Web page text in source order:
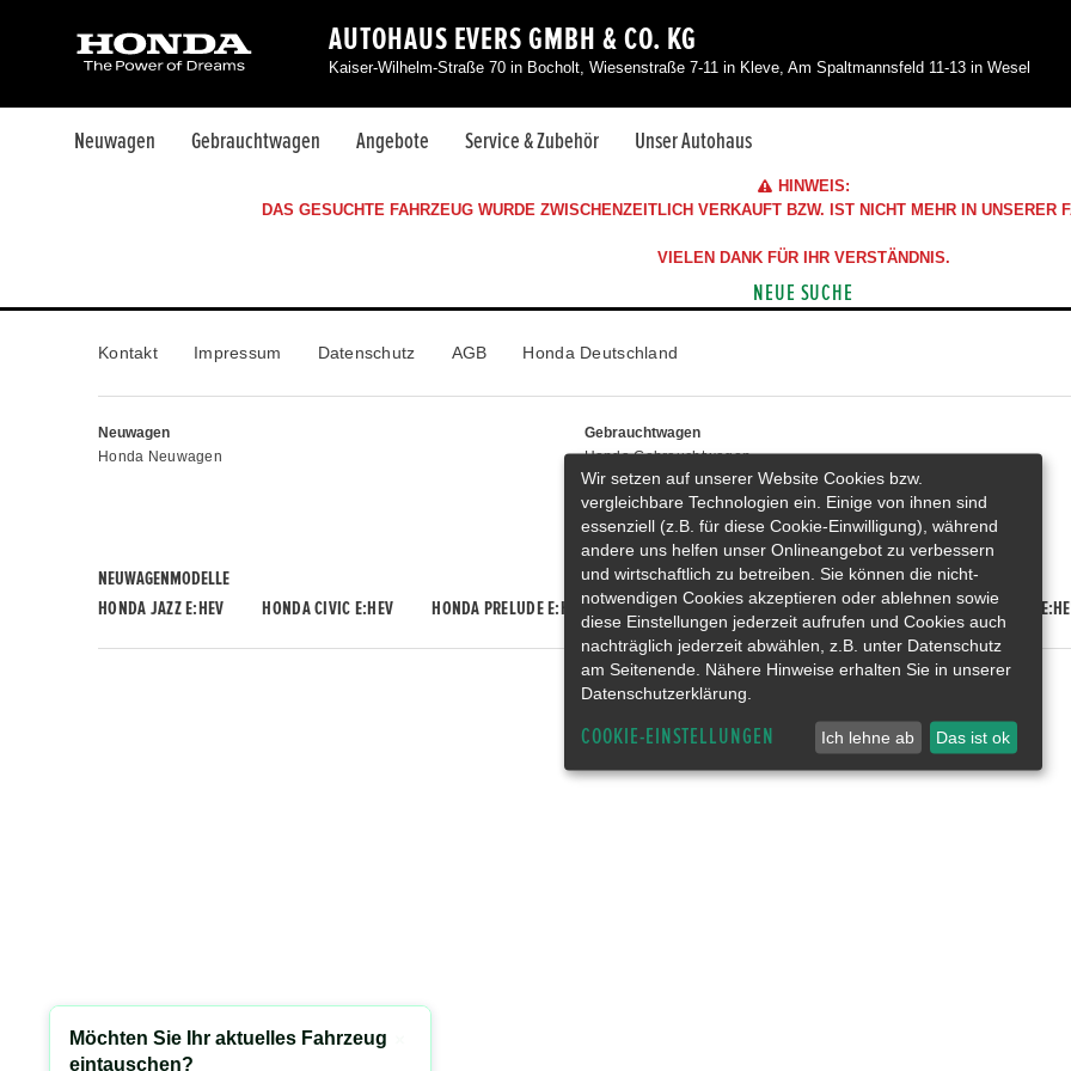
AUTOHAUS EVERS GMBH & CO. KG
Kaiser-Wilhelm-Straße 70 in Bocholt, Wiesenstraße 7-11 in Kleve, Am Spaltmannsfeld 11-13 in Wesel
Neuwagen Gebrauchtwagen Angebote Service & Zubehör Unser Autohaus
HINWEIS:
DAS GESUCHTE FAHRZEUG WURDE ZWISCHENZEITLICH VERKAUFT BZW. IST NICHT MEHR IN UNSERER
VIELEN DANK FÜR IHR VERSTÄNDNIS.
NEUE SUCHE
Kontakt Impressum Datenschutz AGB Honda Deutschland
Neuwagen
Honda Neuwagen
Gebrauchtwagen
Honda Gebrauchtwagen
Honda Vorführwagen
Gesamtbestand
NEUWAGENMODELLE
HONDA JAZZ E:HEV
HONDA CIVIC E:HEV HONDA PRELUDE E:HEV HONDA HR-V E:HEV HONDA ZR-V E:HEV HONDA CR-V
Wir setzen auf unserer Website Cookies bzw.
vergleichbare Technologien ein. Einige von ihnen sind
essenziell (z.B. für diese Cookie-Einwilligung), während
andere uns helfen unser Onlineangebot zu verbessern
und wirtschaftlich zu betreiben. Sie können die nicht-
notwendigen Cookies akzeptieren oder ablehnen sowie
diese Einstellungen jederzeit aufrufen und Cookies auch
nachträglich jederzeit abwählen, z.B. unter Datenschutz
am Seitenende. Nähere Hinweise erhalten Sie in unserer
Datenschutzerklärung.
COOKIE-EINSTELLUNGEN Ich lehne ab Das ist ok
Möchten Sie Ihr aktuelles Fahrzeug
eintauschen?